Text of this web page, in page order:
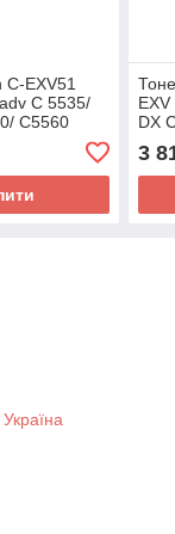
EXV51
C 5535/
C5560
DX
3